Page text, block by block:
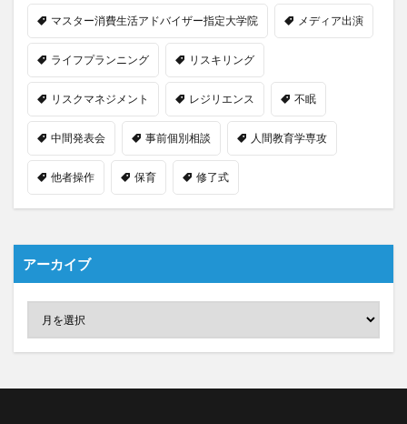
マスター消費生活アドバイザー指定大学院 メディア出演
ライフプランニング リスキリング
リスクマネジメント レジリエンス 不眠
中間発表会 事前個別相談 人間教育学専攻
他者操作 保育 修了式
アーカイブ